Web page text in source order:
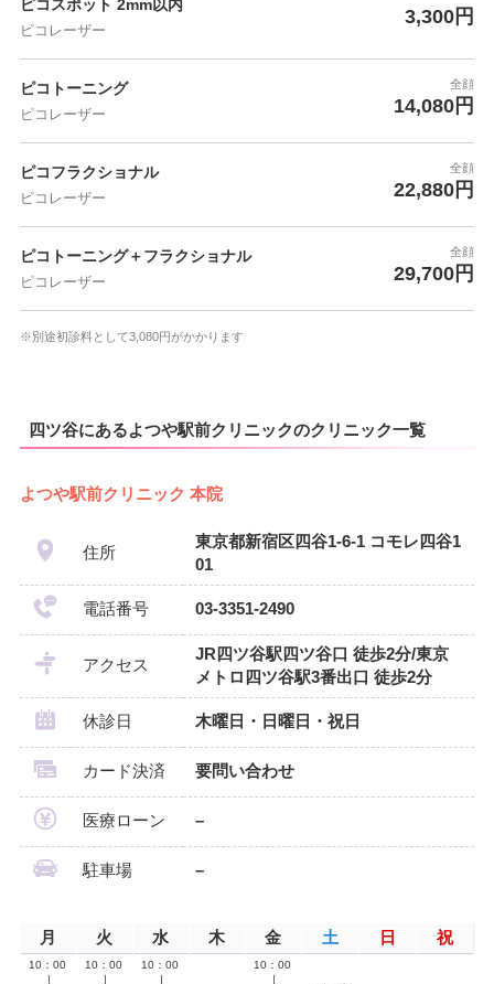
ピコスポット 2mm以内
ピコレーザー
3,300円
ピコトーニング
ピコレーザー
全顔
14,080円
ピコフラクショナル
ピコレーザー
全顔
22,880円
ピコトーニング＋フラクショナル
ピコレーザー
全顔
29,700円
※別途初診料として3,080円がかかります
四ツ谷にあるよつや駅前クリニックのクリニック一覧
よつや駅前クリニック 本院
住所
東京都新宿区四谷1-6-1 コモレ四谷1
01
電話番号 03-3351-2490
アクセス
JR四ツ谷駅四ツ谷口 徒歩2分/東京
メトロ四ツ谷駅3番出口 徒歩2分
休診日 木曜日・日曜日・祝日
カード決済 要問い合わせ
医療ローン –
駐車場 –
月 火 水 木 金 土 日 祝
10：00
10：00
10：00
10：00